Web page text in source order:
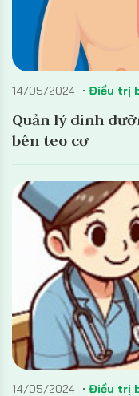
14/05/2024 Điều trị
Quản lý dinh
bên teo cơ
14/05/2024 Điều trị